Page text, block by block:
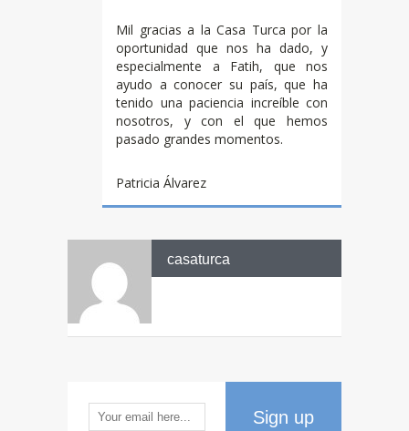
Mil gracias a la Casa Turca por la
oportunidad que nos ha dado, y
especialmente a Fatih, que nos
ayudo a conocer su país, que ha
tenido una paciencia increíble con
nosotros, y con el que hemos
pasado grandes momentos.
Patricia Álvarez
casaturca
Sign up